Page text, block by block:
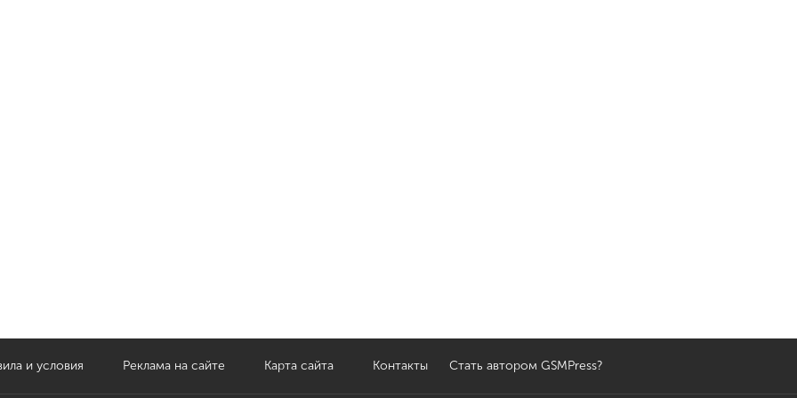
и условия Реклама на сайте Карта сайта Контакты Стать автором GSMPress?